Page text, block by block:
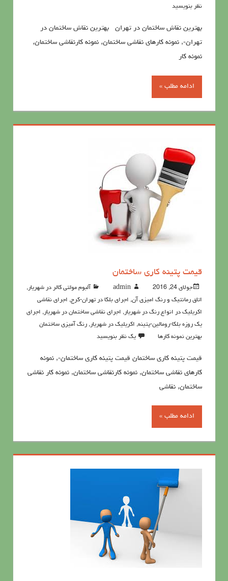
نظر بنویسید
بهترین نقاش ساختمان در تهران بهترین نقاش ساختمان در
تهران-, نمونه کارهای نقاشی ساختمان, نمونه کارنقاشی ساختمان,
نمونه کار
ادامه مطلب »
قیمت پتینه کاری ساختمان
جولای 24, 2016 admin آلبوم مولتی کالر در شهریار ,
اتاق رمانتیک و رنگ امیزی آن, اجرای بلکا در تهران-کرج, اجرای نقاشی
اکریلیک در انواع رنگ در شهریار , اجرای نقاشی ساختمان در شهریار , اجرای
یک روزه بلکا-رومالین-پتینه, اکريليک در شهریار , رنگ آميزي ساختمان
بهترین نمونه کارها
یک نظر بنویسید
قیمت پتینه کاری ساختمان قیمت پتینه کاری ساختمان-, نمونه
کارهای نقاشی ساختمان, نمونه کارنقاشی ساختمان, نمونه کار نقاشی
ساختمان, نقاشی
ادامه مطلب »